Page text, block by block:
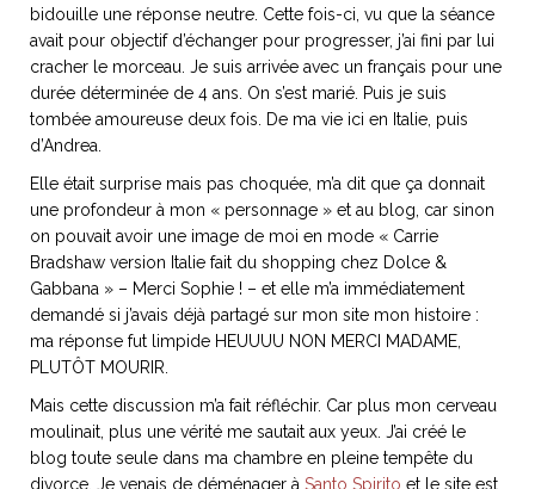
du
ART DE VIVRE ITALIEN
Notre palette
Virtuosa Venezia
bidouille une réponse neutre. Cette fois-ci, vu que la séance
avait pour objectif d’échanger pour progresser, j’ai fini par lui
cracher le morceau. Je suis arrivée avec un français pour une
durée déterminée de 4 ans. On s’est marié. Puis je suis
tombée amoureuse deux fois. De ma vie ici en Italie, puis
d’Andrea.
Elle était surprise mais pas choquée, m’a dit que ça donnait
une profondeur à mon « personnage » et au blog, car sinon
on pouvait avoir une image de moi en mode « Carrie
Bradshaw version Italie fait du shopping chez Dolce &
Gabbana » – Merci Sophie ! – et elle m’a immédiatement
demandé si j’avais déjà partagé sur mon site mon histoire :
ma réponse fut limpide HEUUUU NON MERCI MADAME,
PLUTÔT MOURIR.
Mais cette discussion m’a fait réfléchir. Car plus mon cerveau
moulinait, plus une vérité me sautait aux yeux. J’ai créé le
blog toute seule dans ma chambre en pleine tempête du
divorce. Je venais de déménager à Santo Spirito et le site est